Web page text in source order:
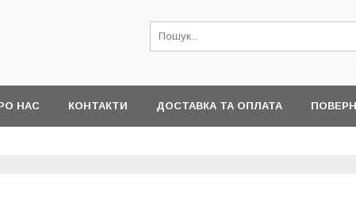
НАС КОНТАКТИ ДОСТАВКА ТА ОПЛАТА